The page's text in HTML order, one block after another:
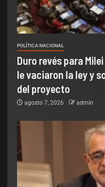
POLÍTICA NACIONAL
Duro revés para
le vaciaron la ley y
del proyecto
agosto 7, 2026 admin